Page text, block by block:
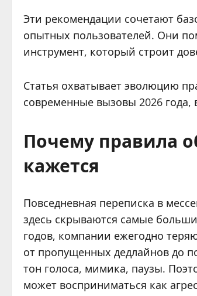
Эти рекомендации сочетают
опытных пользователей. Они
инструмент, который строит
Статья охватывает эволюцию
современные вызовы 2026
Почему правила
кажется
Повседневная переписка в
здесь скрываются самые
годов, компании ежегодно
от пропущенных дедлайнов до
тон голоса, мимика, паузы.
может восприниматься как